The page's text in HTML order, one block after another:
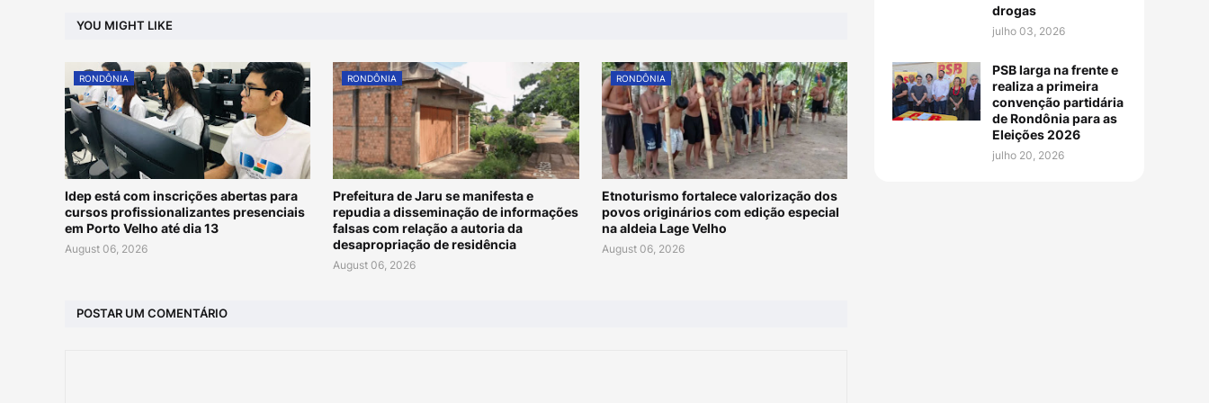
YOU MIGHT LIKE
RONDÔNIA
Idep está com inscrições abertas para
cursos profissionalizantes presenciais
em Porto Velho até dia 13
August 06, 2026
RONDÔNIA
Prefeitura de Jaru se manifesta e
repudia a disseminação de informações
falsas com relação a autoria da
desapropriação de residência
August 06, 2026
RONDÔNIA
Etnoturismo fortalece valorização dos
povos originários com edição especial
na aldeia Lage Velho
August 06, 2026
POSTAR UM COMENTÁRIO
drogas
julho 03, 2026
PSB larga na frente e
realiza a primeira
convenção partidária
de Rondônia para as
Eleições 2026
julho 20, 2026